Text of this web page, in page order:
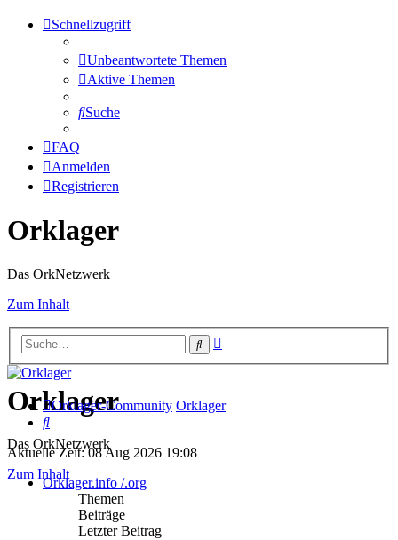
Schnellzugriff
Unbeantwortete Themen
Aktive Themen
Suche
FAQ
Anmelden
Registrieren
Orklager
Das OrkNetzwerk
Zum Inhalt
Suche
Orklager
Das OrkNetzwerk
Zum Inhalt
Orklager-Community Orklager
Suche
Aktuelle Zeit: 08 Aug 2026 19:08
Orklager.info /.org
Themen
Beiträge
Letzter Beitrag